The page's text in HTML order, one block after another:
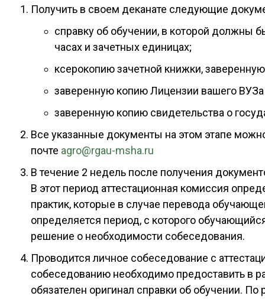
Получить в своем деканате следующие
справку об обучении, в которой должны
часах и зачетных единицах;
ксерокопию зачетной книжки,
заверенную копию Лицензии вашего
заверенную копию свидетельства о
Все указанные документы на этом этапе
почте agro@rgau-msha.ru
В течение 2 недель после получения
В этот период аттестационная комиссия
практик, которые в случае перевода
определяется период, с которого
решение о необходимости собеседования.
Проводится личное собеседование с
собеседованию необходимо предоставить в
обязателен оригинал справки об обучении.